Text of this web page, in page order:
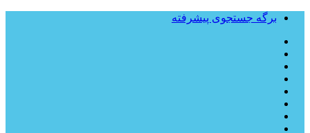
برگه جستجوی پیشرفته